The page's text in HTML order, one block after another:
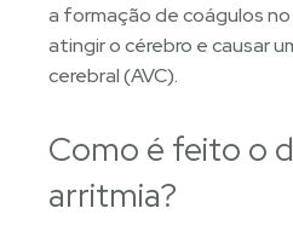
a formação de coágulos
atingir o cérebro e causar
cerebral (AVC).
Como é feito o
arritmia?